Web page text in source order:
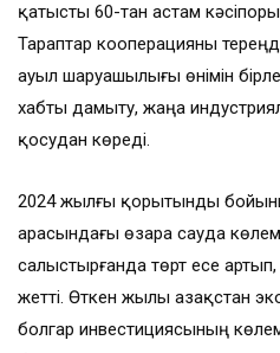
қатысты 60-тан астам
Тараптар кооперацияны
ауыл шаруашылығы өнімін
хабты дамыту, жаңа
қосудан көреді.
2024 жылғы қорытынды
арасындағы өзара сауда
салыстырғанда төрт есе
жетті. Өткен жылы Қазақстан
болгар инвестициясының